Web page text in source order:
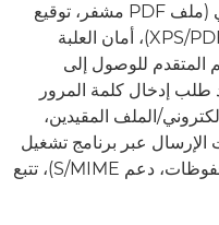
المستلمة تلقائيًا)، أمان المسح الضوئي (ملف PDF مشفر، توقيع
الجهاز PDF/‏XPS، توقيع المستخدم PDF/‏XPS)، أمان العلبة
المتقدم للوصول إلى
طلب إدخال كلمة المرور
الملف المقيدين،
الإرسال عبر برنامج تشغيل
الفاكس، إتاحة/تقييد الإرسال من المحفوظات، دعم S/MIME)، تتبع